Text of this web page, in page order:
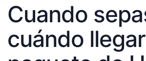
Cuando
cuándo